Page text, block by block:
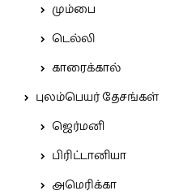
மும்பை
டெல்லி
காரைக்கால்
புலம்பெயர் தேசங்கள்
ஜெர்மனி
பிரிட்டானியா
அமெரிக்கா